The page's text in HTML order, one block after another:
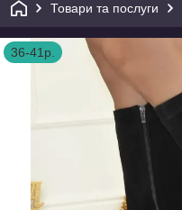
Товари та послуги
36-41р.